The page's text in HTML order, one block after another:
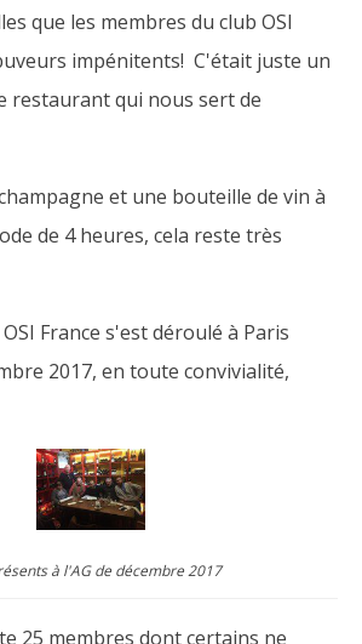
que les membres du club OSI
impénitents! C'était juste un
restaurant qui nous sert de
et une bouteille de vin à
de 4 heures, cela reste très
France s'est déroulé à Paris
2017, en toute convivialité,
à l'AG de décembre 2017
25 membres dont certains ne